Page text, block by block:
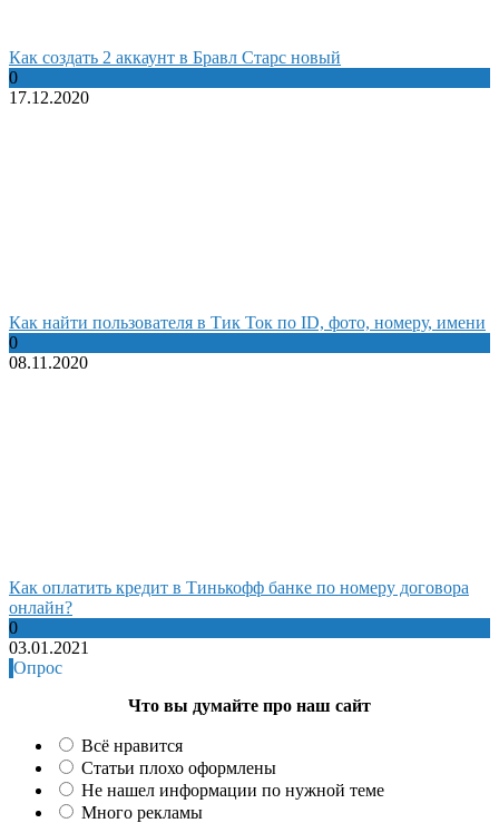
Как создать 2 аккаунт в Бравл Старс новый
0
17.12.2020
Как найти пользователя в Тик Ток по ID, фото, номеру, имени
0
08.11.2020
Как оплатить кредит в Тинькофф банке по номеру договора
онлайн?
0
03.01.2021
Опрос
Что вы думайте про наш сайт
Всё нравится
Статьи плохо оформлены
Не нашел информации по нужной теме
Много рекламы